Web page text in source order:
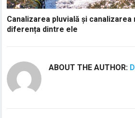
Canalizarea pluvială și
diferența dintre ele
ABOUT THE AUTHOR: